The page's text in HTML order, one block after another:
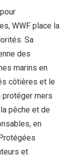
WWF place la
Sa
des
marins en
côtières et le
protéger mers
pêche et de
en
et